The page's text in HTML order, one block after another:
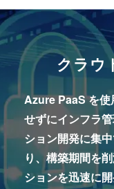
いコンプライ
時に着目した
Azure AI
込むことは困
Azure であれ
ュリティを確
受けました。
ユースケース
ントレビュー
の労働時間削減
業界
住宅設備メーカー
課題
施工情報管理
わせ対応の負担
クラウ
Azure PaaS を使
せずにインフラ
ション開発に集
り、構築期間を削
ションを迅速に